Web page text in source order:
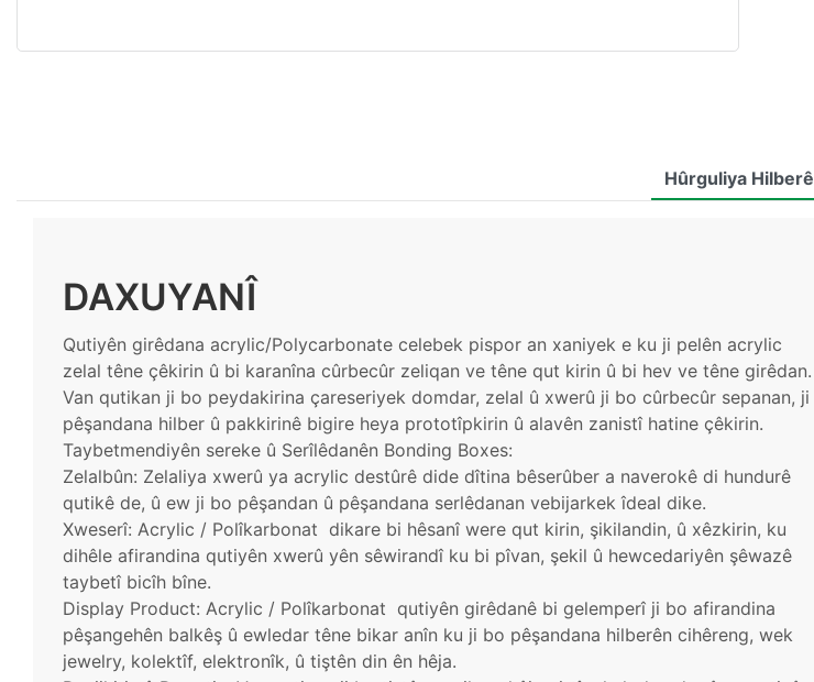
Hûrguliya Hilberê
DAXUYANÎ
Qutiyên girêdana acrylic/Polycarbonate celebek pispor an xaniyek e ku ji pelên acrylic
zelal têne çêkirin û bi karanîna cûrbecûr zeliqan ve têne qut kirin û bi hev ve têne girêdan.
Van qutikan ji bo peydakirina çareseriyek domdar, zelal û xwerû ji bo cûrbecûr sepanan, ji
pêşandana hilber û pakkirinê bigire heya prototîpkirin û alavên zanistî hatine çêkirin.
Taybetmendiyên sereke û Serîlêdanên Bonding Boxes:
Zelalbûn: Zelaliya xwerû ya acrylic destûrê dide dîtina bêserûber a naverokê di hundurê
qutikê de, û ew ji bo pêşandan û pêşandana serlêdanan vebijarkek îdeal dike.
Xweserî: Acrylic / Polîkarbonat dikare bi hêsanî were qut kirin, şikilandin, û xêzkirin, ku
dihêle afirandina qutiyên xwerû yên sêwirandî ku bi pîvan, şekil û hewcedariyên şêwazê
taybetî bicîh bîne.
Display Product: Acrylic / Polîkarbonat qutiyên girêdanê bi gelemperî ji bo afirandina
pêşangehên balkêş û ewledar têne bikar anîn ku ji bo pêşandana hilberên cihêreng, wek
jewelry, kolektîf, elektronîk, û tiştên din ên hêja.